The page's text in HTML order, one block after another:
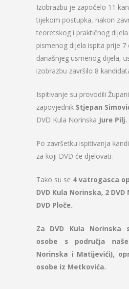
Izobrazbu je započelo 11
tijekom postupka, nakon
teoretskog i praktičnog
pismenog dijela ispita prije 7
današnjeg usmenog dijela,
izobrazbu završilo 8
Ispitivanje su provodili
zapovjednik Stjepan
DVD Kula Norinska Jure Pilj.
Po završetku ispitivanja
za koji DVD će djelovati.
Tako su se 4 vatrogasca
DVD Kula Norinska, 2
DVD Ploče.
Za DVD Kula
osobe s područja
Norinska i Matijevići),
osobe iz Metkovića.